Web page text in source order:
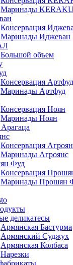
Маринады
Консервация
Маринады Иджеван
Большой объем
Консервация Артфуд
Маринады Артфуд
Консервация Ноян
Маринады Ноян
Консервация
Маринады Агроянс
Фуд
Консервация
Маринады Прошян
деликатесы
Армянская Бастурма
Армянский Суджух
Армянская Колбаса
Нарезки